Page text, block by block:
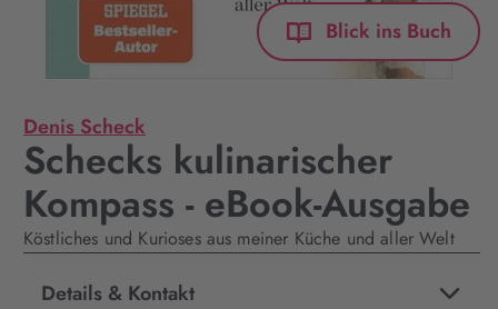
Blick ins Buch
Denis Scheck
Schecks kulinarischer
Kompass - eBook-Ausgabe
Köstliches und Kurioses aus meiner Küche und aller Welt
Details & Kontakt